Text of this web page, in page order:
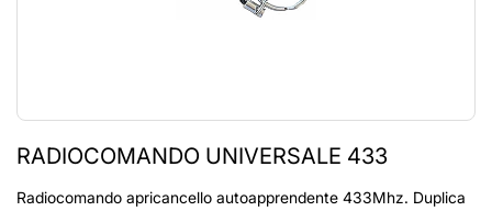
RADIOCOMANDO UNIVERSALE 433
Radiocomando apricancello autoapprendente 433Mhz. Duplica